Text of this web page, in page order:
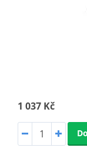
1 037 Kč